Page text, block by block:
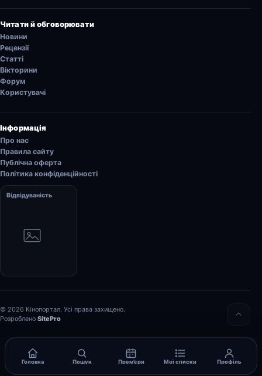
Головна Пошук Прем’єри Мої списки Профіль
Читати й обговорювати
Новини
Рецензії
Статті
Вікторини
Форум
Користувачі
Інформація
Про нас
Правила сайту
Публічна оферта
Політика конфіденційності
Відвідуваність
© 2026 Кінопортал. Усі права захищено.
Розроблено SitePro